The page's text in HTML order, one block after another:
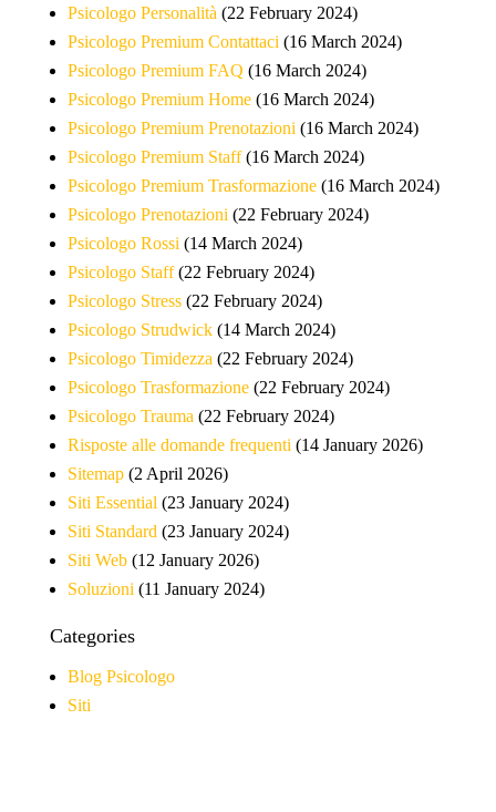
Psicologo Personalità (22 February 2024)
Psicologo Premium Contattaci (16 March 2024)
Psicologo Premium FAQ (16 March 2024)
Psicologo Premium Home (16 March 2024)
Psicologo Premium Prenotazioni (16 March 2024)
Psicologo Premium Staff (16 March 2024)
Psicologo Premium Trasformazione (16 March 2024)
Psicologo Prenotazioni (22 February 2024)
Psicologo Rossi (14 March 2024)
Psicologo Staff (22 February 2024)
Psicologo Stress (22 February 2024)
Psicologo Strudwick (14 March 2024)
Psicologo Timidezza (22 February 2024)
Psicologo Trasformazione (22 February 2024)
Psicologo Trauma (22 February 2024)
Risposte alle domande frequenti (14 January 2026)
Sitemap (2 April 2026)
Siti Essential (23 January 2024)
Siti Standard (23 January 2024)
Siti Web (12 January 2026)
Soluzioni (11 January 2024)
Categories
Blog Psicologo
Siti